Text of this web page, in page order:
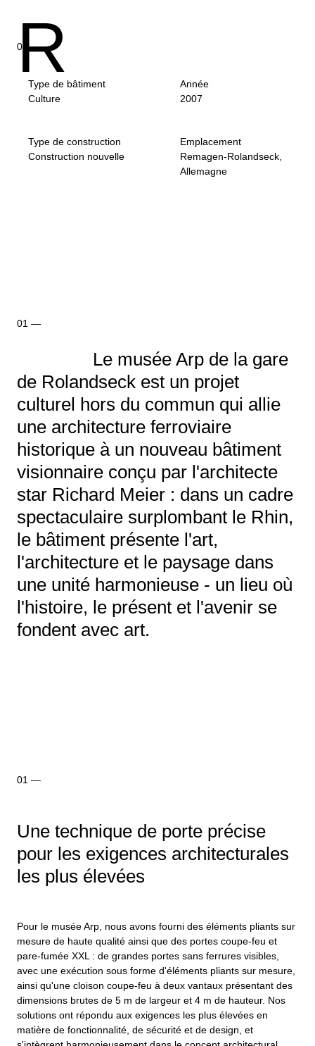
R
Type de bâtiment
Culture
Année
2007
Type de construction
Construction nouvelle
Emplacement
Remagen-Rolandseck,
Allemagne
Le musée Arp de la gare
de Rolandseck est un projet
culturel hors du commun qui allie
une architecture ferroviaire
historique à un nouveau bâtiment
visionnaire conçu par l'architecte
star Richard Meier : dans un cadre
spectaculaire surplombant le Rhin,
le bâtiment présente l'art,
l'architecture et le paysage dans
une unité harmonieuse - un lieu où
l'histoire, le présent et l'avenir se
fondent avec art.
Une technique de porte précise
pour les exigences architecturales
les plus élevées
Pour le musée Arp, nous avons fourni des éléments pliants sur
mesure de haute qualité ainsi que des portes coupe-feu et
pare-fumée XXL : de grandes portes sans ferrures visibles,
avec une exécution sous forme d'éléments pliants sur mesure,
ainsi qu'une cloison coupe-feu à deux vantaux présentant des
dimensions brutes de 5 m de largeur et 4 m de hauteur. Nos
solutions ont répondu aux exigences les plus élevées en
matière de fonctionnalité, de sécurité et de design, et